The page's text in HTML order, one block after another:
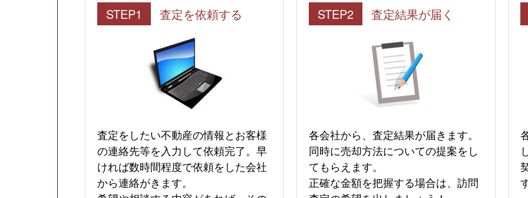
STEP1 査定を依頼する
査定をしたい不動産の情報とお客様
の連絡先等を入力して依頼完了。早
ければ数時間程度で依頼をした会社
から連絡がきます。
STEP2 査定結果が届く
各会社から、査定結果が届きます。
同時に売却方法についての提案をし
てもらえます。
正確な金額を把握する場合は、訪問